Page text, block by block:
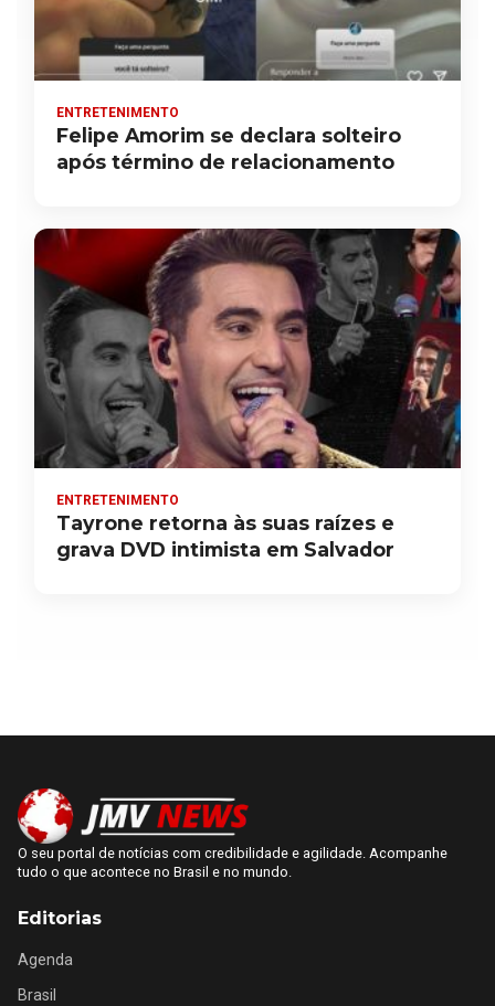
ENTRETENIMENTO
Felipe Amorim se declara solteiro
após término de relacionamento
ENTRETENIMENTO
Tayrone retorna às suas raízes e
grava DVD intimista em Salvador
O seu portal de notícias com credibilidade e agilidade. Acompanhe
tudo o que acontece no Brasil e no mundo.
Editorias
Agenda
Brasil